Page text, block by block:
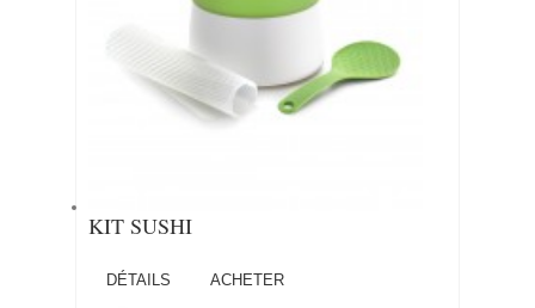
KIT SUSHI
DÉTAILS ACHETER